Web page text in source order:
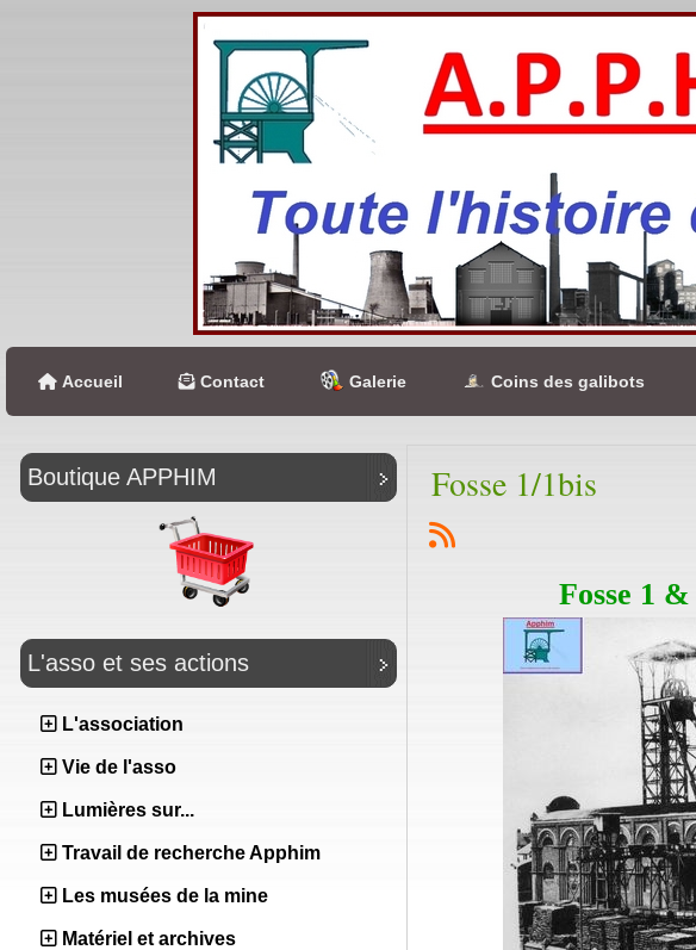
Accueil Contact Galerie Coins des galibots
Boutique APPHIM
L'asso et ses actions
L'association
Vie de l'asso
Lumières sur...
Travail de recherche Apphim
Les musées de la mine
Matériel et archives
Fosse 1/1bis
Fosse 1